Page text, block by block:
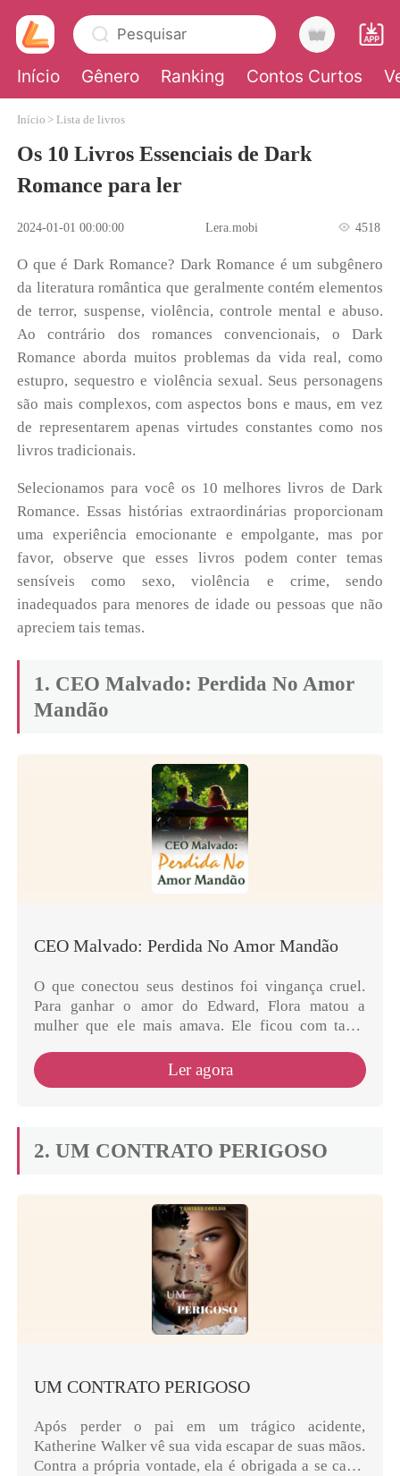
Pesquisar
Início Gênero Ranking Contos Curtos
Loja
Histórico
Sair
Baixar App
Início > Lista de livros
Os 10 Livros Essenciais de Dark
Romance para ler
2024-01-01 00:00:00 Lera.mobi 4518
O que é Dark Romance? Dark Romance é um subgênero
da literatura romântica que geralmente contém elementos
de terror, suspense, violência, controle mental e abuso.
Ao contrário dos romances convencionais, o Dark
Romance aborda muitos problemas da vida real, como
estupro, sequestro e violência sexual. Seus personagens
são mais complexos, com aspectos bons e maus, em vez
de representarem apenas virtudes constantes como nos
livros tradicionais.
Selecionamos para você os 10 melhores livros de Dark
Romance. Essas histórias extraordinárias proporcionam
uma experiência emocionante e empolgante, mas por
favor, observe que esses livros podem conter temas
sensíveis como sexo, violência e crime, sendo
inadequados para menores de idade ou pessoas que não
apreciem tais temas.
1. CEO Malvado: Perdida No Amor
Mandão
CEO Malvado: Perdida No Amor Mandão
O que conectou seus destinos foi vingança cruel.
Para ganhar o amor do Edward, Flora matou a
mulher que ele mais amava. Ele ficou com tanta
incl...
Ler agora
2. UM CONTRATO PERIGOSO
UM CONTRATO PERIGOSO
Após perder o pai em um trágico acidente,
Katherine Walker vê sua vida escapar de suas mãos.
Contra a própria vontade, ela é obrigada a se casar